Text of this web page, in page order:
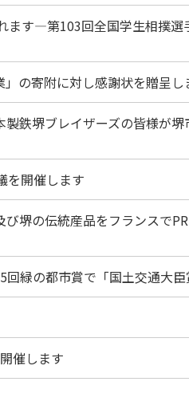
す―第103回全国学生相撲選
の寄附に対し感謝状を贈呈し
鉄堺ブレイザーズの皆様が
開催します
堺の伝統産品をフランスで
緑の都市賞で「国土交通大
催します